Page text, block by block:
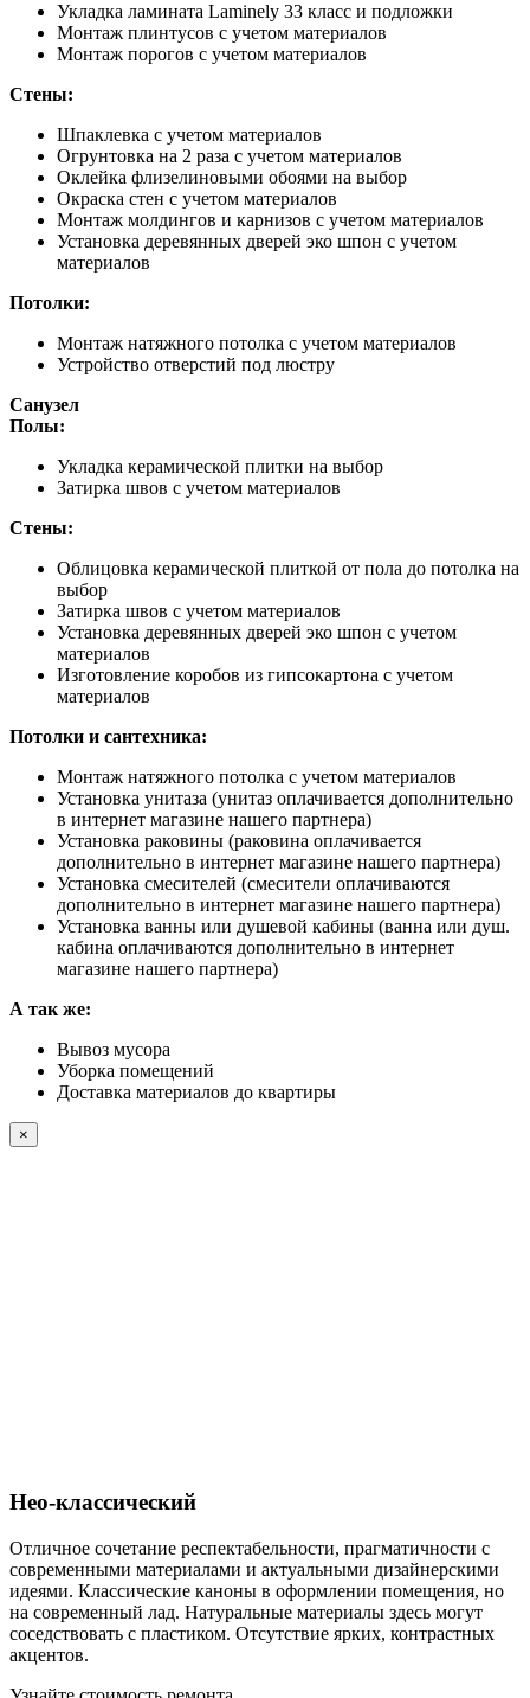
Укладка ламината Laminely 33 класс и подложки
Монтаж плинтусов с учетом материалов
Монтаж порогов с учетом материалов
Стены:
Шпаклевка с учетом материалов
Огрунтовка на 2 раза с учетом материалов
Оклейка флизелиновыми обоями на выбор
Окраска стен с учетом материалов
Монтаж молдингов и карнизов с учетом материалов
Установка деревянных дверей эко шпон с учетом
материалов
Потолки:
Монтаж натяжного потолка с учетом материалов
Устройство отверстий под люстру
Санузел
Полы:
Укладка керамической плитки на выбор
Затирка швов с учетом материалов
Стены:
Облицовка керамической плиткой от пола до потолка на
выбор
Затирка швов с учетом материалов
Установка деревянных дверей эко шпон с учетом
материалов
Изготовление коробов из гипсокартона с учетом
материалов
Потолки и сантехника:
Монтаж натяжного потолка с учетом материалов
Установка унитаза (унитаз оплачивается дополнительно
в интернет магазине нашего партнера)
Установка раковины (раковина оплачивается
дополнительно в интернет магазине нашего партнера)
Установка смесителей (смесители оплачиваются
дополнительно в интернет магазине нашего партнера)
Установка ванны или душевой кабины (ванна или душ.
кабина оплачиваются дополнительно в интернет
магазине нашего партнера)
А так же:
Вывоз мусора
Уборка помещений
Доставка материалов до квартиры
×
Нео-классический
Отличное сочетание респектабельности, прагматичности с
современными материалами и актуальными дизайнерскими
идеями. Классические каноны в оформлении помещения, но
на современный лад. Натуральные материалы здесь могут
соседствовать с пластиком. Отсутствие ярких, контрастных
акцентов.